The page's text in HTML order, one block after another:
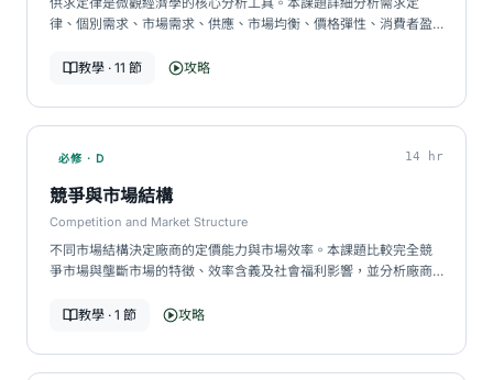
律、個別需求、市場需求、供應、市場均衡、價格彈性、消費者盈
教學 · 11 節
攻略
必修 · D 14 hr
競爭與市場結構
Competition and Market Structure
不同市場結構決定廠商的定價能力與市場效率。本課題比較完全競
爭市場與壟斷市場的特徵、效率含義及社會福利影響，並分析廠商
教學 · 1 節
攻略